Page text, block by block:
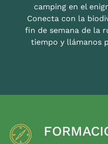
camping en el
Conecta con la
fin de semana de la
tiempo y llámanos